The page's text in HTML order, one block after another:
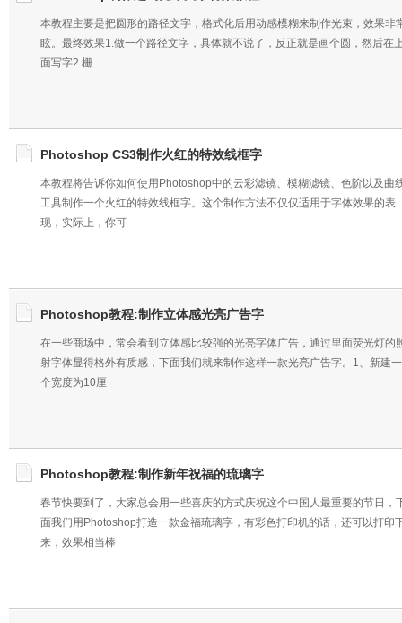
本教程主要是把圆形的路径文字，格式化后用动感模糊来制作光束，效果非
眩。最终效果1.做一个路径文字，具体就不说了，反正就是画个圆，然后在
面写字2.栅
Photoshop CS3制作火红的特效线框字
本教程将告诉你如何使用Photoshop中的云彩滤镜、模糊滤镜、色阶以及曲
工具制作一个火红的特效线框字。这个制作方法不仅仅适用于字体效果的表
现，实际上，你可
Photoshop教程:制作立体感光亮广告字
在一些商场中，常会看到立体感比较强的光亮字体广告，通过里面荧光灯的
射字体显得格外有质感，下面我们就来制作这样一款光亮广告字。1、新建一
个宽度为10厘
Photoshop教程:制作新年祝福的琉璃字
春节快要到了，大家总会用一些喜庆的方式庆祝这个中国人最重要的节日，
面我们用Photoshop打造一款金福琉璃字，有彩色打印机的话，还可以打印
来，效果相当棒